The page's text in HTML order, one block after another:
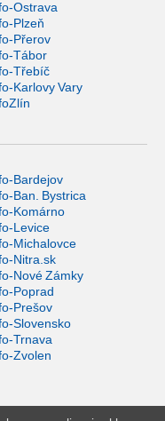
Ostrava
Plzeň
Přerov
Tábor
Třebíč
Karlovy Vary
Bardejov
Ban. Bystrica
Komárno
Levice
Michalovce
Nitra.sk
Nové Zámky
Poprad
Prešov
Slovensko
Trnava
Zvolen